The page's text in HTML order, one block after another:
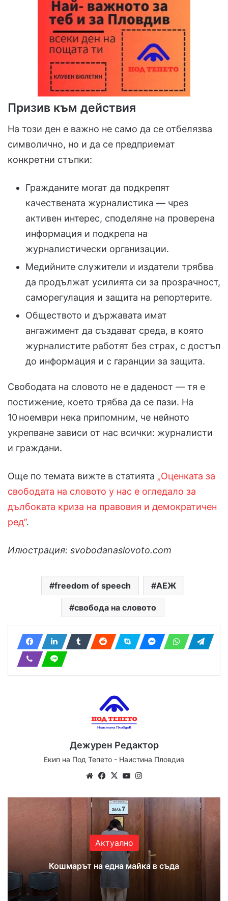
Призив към действия
На този ден е важно не само да се отбелязва
символично, но и да се предприемат
конкретни стъпки:
Гражданите могат да подкрепят
качествената журналистика — чрез
активен интерес, споделяне на проверена
информация и подкрепа на
журналистически организации.
Медийните служители и издатели трябва
да продължат усилията си за прозрачност,
саморегулация и защита на репортерите.
Обществото и държавата имат
ангажимент да създават среда, в която
журналистите работят без страх, с достъп
до информация и с гаранции за защита.
Свободата на словото не е даденост — тя е
постижение, което трябва да се пази. На
10 ноември нека припомним, че нейното
укрепване зависи от нас всички: журналисти
и граждани.
Още по темата вижте в статията „Оценката за
свободата на словото у нас е огледало за
дълбоката криза на правовия и демократичен
ред”.
Илюстрация: svobodanaslovoto.com
freedom of speech АЕЖ
свобода на словото
Дежурен Редактор
Екип на Под Тепето - Наистина Пловдив
WebsiteFacebook
X YouTube
Актуално
Кошмарът на една майка в съда